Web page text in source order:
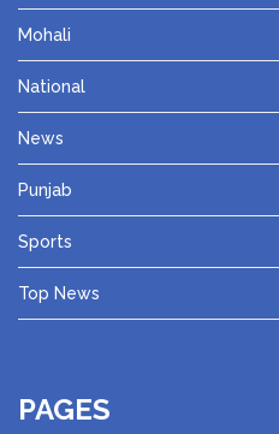
Mohali
National
News
Punjab
Sports
Top News
PAGES